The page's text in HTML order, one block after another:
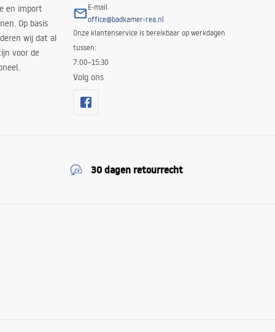
en import
Op basis
wij dat al
voor de
E-mail
office@badkamer-rea.nl
Onze klantenservice is bereikbaar op werkdagen
tussen:
7:00–15:30
Volg ons
30 dagen retourrecht